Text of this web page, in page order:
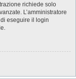
richiede solo
L’amministratore
eseguire il login